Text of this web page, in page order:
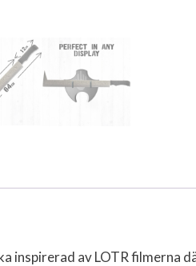
inspirerad av LOTR filmerna